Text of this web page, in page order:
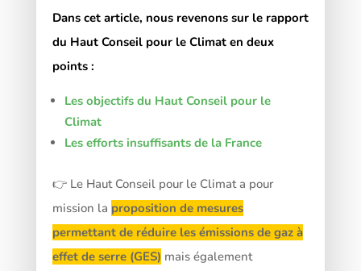
Dans cet article, nous revenons sur le rapport
du Haut Conseil pour le Climat en deux
points :
Les objectifs du Haut Conseil pour le
Climat
Les efforts insuffisants de la France
👉 Le Haut Conseil pour le Climat a pour
mission la proposition de mesures
permettant de réduire les émissions de gaz à
effet de serre (GES) mais également